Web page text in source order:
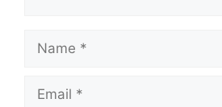
Name
Email